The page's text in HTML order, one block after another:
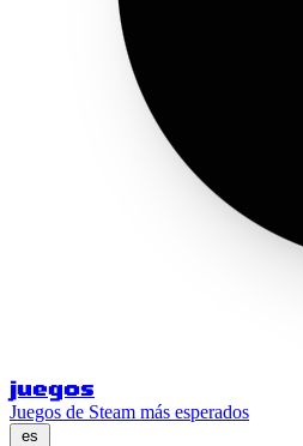
juegos
Juegos de Steam más esperados
es